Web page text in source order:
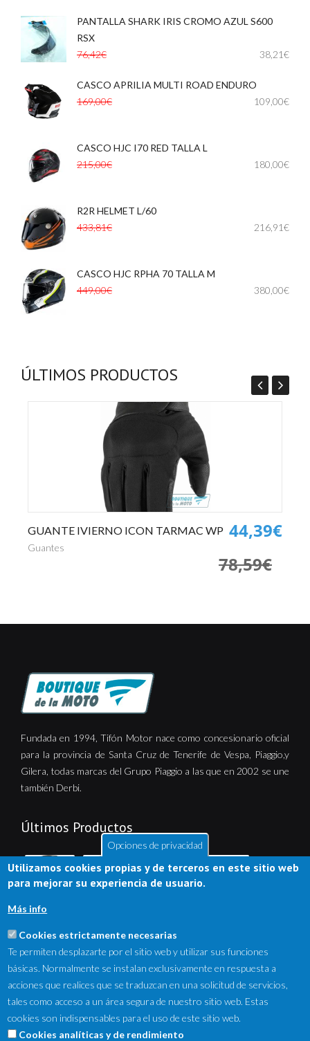
PANTALLA SHARK IRIS CROMO AZUL S600
RSX
76,42€
38,21€
CASCO APRILIA MULTI ROAD ENDURO
169,00€
109,00€
CASCO HJC I70 RED TALLA L
215,00€
180,00€
R2R HELMET L/60
433,81€
216,91€
CASCO HJC RPHA 70 TALLA M
449,00€
380,00€
ÚLTIMOS PRODUCTOS
GUANTE IVIERNO ICON TARMAC WP
Guantes
44,39€
78,59€
Fundada en 1994, Tifón Motor nace como concesionario oficial
para la provincia de Santa Cruz de Tenerife de Vespa, Piaggio,y
Gilera, todas marcas del Grupo Piaggio a las que en 2002 se une
también Derbi.
Últimos Productos
NewsLetter
Opciones de privacidad
Utilizamos cookies propias y de terceros en este sitio web
para mejorar su experiencia de usuario.
Más info
Cookies estrictamente necesarias
Te permiten desplazarte por el sitio web y utilizar sus funciones
básicas. Normalmente se instalan exclusivamente en respuesta a
acciones que realices que se traduzcan en una solicitud de servicios,
tales como acceso a un área segura de nuestro sitio web. Estas
cookies son indispensables para el uso de este sitio web.
Cookies analíticas y de rendimiento